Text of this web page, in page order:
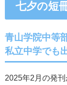
七夕の短
青山学院中等
私立中学でも
2025年2月の発刊